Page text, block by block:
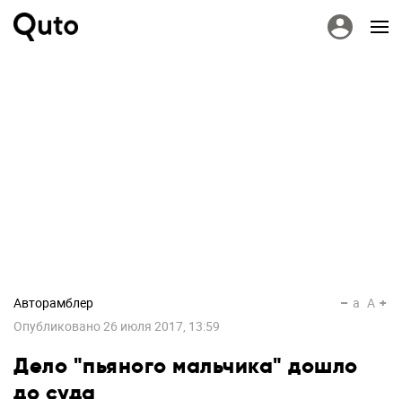
Авторамблер
Опубликовано26 июля 2017, 13:59
a A
Дело "пьяного мальчика" дошло
до суда